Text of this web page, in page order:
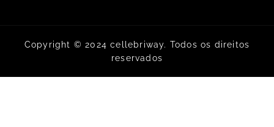
Copyright © 2024 cellebriway. Todos os direitos
reservados